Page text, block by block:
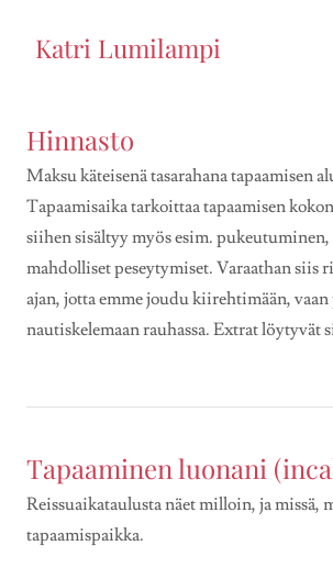
Katri Lumilampi
Hinnasto
Maksu käteisenä tasarahana tapaamisen
Tapaamisaika tarkoittaa tapaamisen
siihen sisältyy myös esim.
mahdolliset peseytymiset. Varaathan siis
ajan, jotta emme joudu kiirehtimään, vaan
nautiskelemaan rauhassa. Extrat löytyvät
Tapaaminen luonani
Reissuaikataulusta näet milloin, ja missä,
tapaamispaikka.